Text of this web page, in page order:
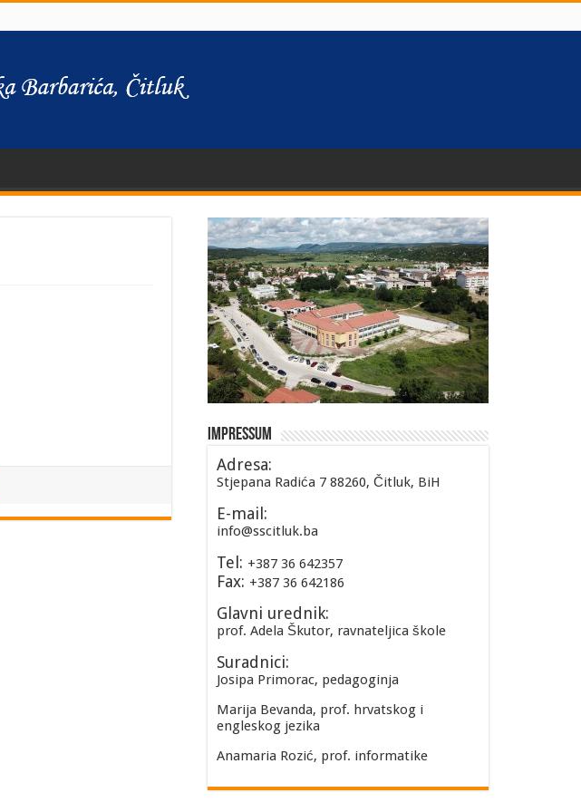
Impressum
Adresa:
Stjepana Radića 7 88260, Čitluk, BiH
E-mail:
info@sscitluk.ba
Tel: +387 36 642357
Fax: +387 36 642186
Glavni urednik:
prof. Adela Škutor, ravnateljica škole
Suradnici:
Josipa Primorac, pedagoginja
Marija Bevanda, prof. hrvatskog i
engleskog jezika
Anamaria Rozić, prof. informatike